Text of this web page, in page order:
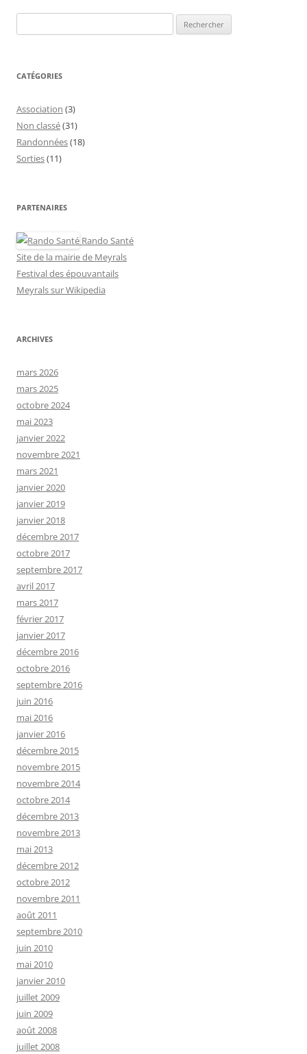
CATÉGORIES
Association (3)
Non classé(31)
Randonnées(18)
Sorties(11)
PARTENAIRES
Rando Santé
Site de la mairie de Meyrals
Festival des épouvantails
Meyrals sur Wikipedia
ARCHIVES
mars 2026
mars 2025
octobre 2024
mai 2023
janvier 2022
novembre 2021
mars 2021
janvier 2020
janvier 2019
janvier 2018
décembre 2017
octobre 2017
septembre 2017
avril 2017
mars 2017
février 2017
janvier 2017
décembre 2016
octobre 2016
septembre 2016
juin 2016
mai 2016
janvier 2016
décembre 2015
novembre 2015
novembre 2014
octobre 2014
décembre 2013
novembre 2013
mai 2013
décembre 2012
octobre 2012
novembre 2011
août 2011
septembre 2010
juin 2010
mai 2010
janvier 2010
juillet 2009
juin 2009
août 2008
juillet 2008